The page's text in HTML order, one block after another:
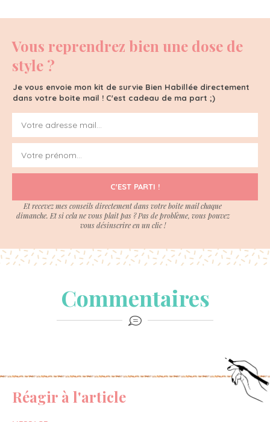
Vous reprendrez bien une dose de
style ?
Je vous envoie mon kit de survie Bien Habillée directement
dans votre boite mail ! C'est cadeau de ma part ;)
C'EST PARTI !
Et recevez mes conseils directement dans votre boite mail chaque
dimanche. Et si cela ne vous plait pas ? Pas de problème, vous pouvez
vous désinscrire en un clic !
Commentaires
Réagir à l'article